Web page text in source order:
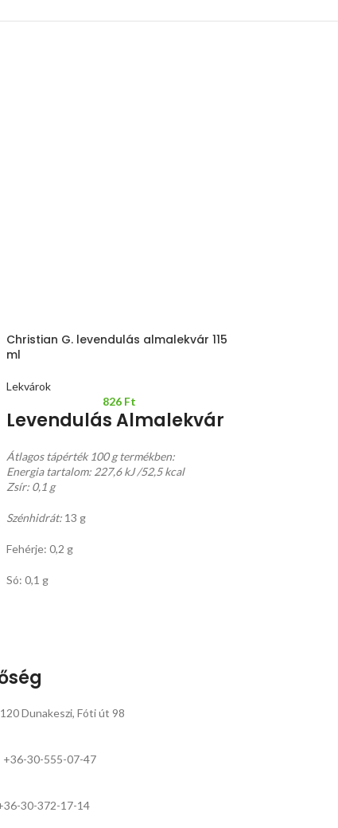
Christian G. levendulás almalekvár 115
ml
Lekvárok
826 Ft
Levendulás Almalekvár
Átlagos tápérték 100 g termékben:
Energia tartalom: 227,6 kJ /52,5 kcal
Zsír: 0,1 g
Szénhidrát:13 g
Fehérje: 0,2 g
Só: 0,1 g
Dunakeszi, Fóti út 98
+36-30-555-07-47
30-372-17-14